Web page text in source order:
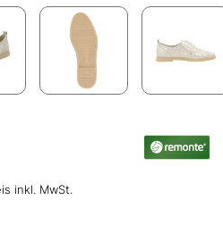
inkl. MwSt.